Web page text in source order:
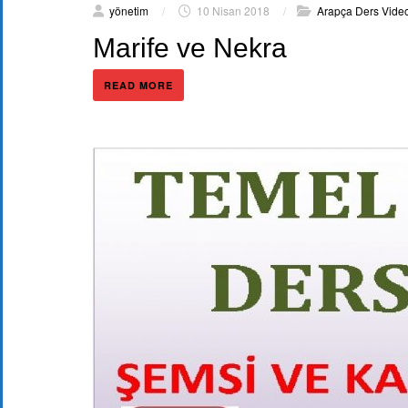
yönetim / 10 Nisan 2018 / Arapça Ders
Marife ve Nekra
READ MORE